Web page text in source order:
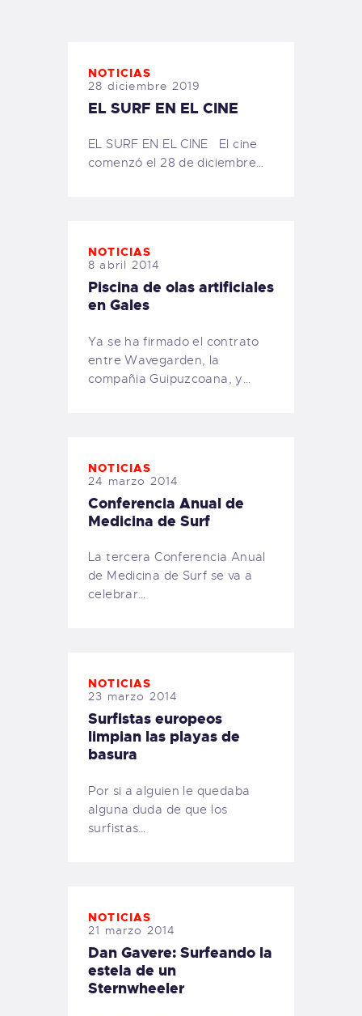
NOTICIAS
28 diciembre 2019
EL SURF EN EL CINE
EL SURF EN EL CINE El cine
comenzó el 28 de diciembre…
NOTICIAS
8 abril 2014
Piscina de olas artificiales
en Gales
Ya se ha firmado el contrato
entre Wavegarden, la
compañia Guipuzcoana, y…
NOTICIAS
24 marzo 2014
Conferencia Anual de
Medicina de Surf
La tercera Conferencia Anual
de Medicina de Surf se va a
celebrar…
NOTICIAS
23 marzo 2014
Surfistas europeos
limpian las playas de
basura
Por si a alguien le quedaba
alguna duda de que los
surfistas…
NOTICIAS
21 marzo 2014
Dan Gavere: Surfeando la
estela de un
Sternwheeler